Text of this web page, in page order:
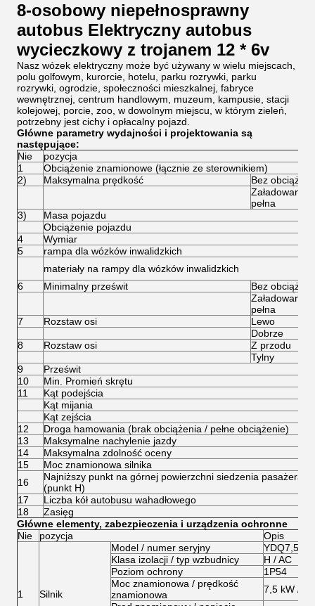
8-osobowy niepełnosprawny
autobus Elektryczny autobus
wycieczkowy z trojanem 12 * 6v
Nasz wózek elektryczny może być używany w wielu miejscach,
polu golfowym, kurorcie, hotelu, parku rozrywki, parku
rozrywki, ogrodzie, społeczności mieszkalnej, fabryce
wewnętrznej, centrum handlowym, muzeum, kampusie, stacji
kolejowej, porcie, zoo, w dowolnym miejscu, w którym zieleń,
potrzebny jest cichy i opłacalny pojazd.
Główne parametry wydajności i projektowania są
następujące:
Nie
pozycja
1
Obciążenie znamionowe (łącznie ze sterownikiem)
2)
Maksymalna prędkość
Bez
Załadowany
pełna
3)
Masa pojazdu
Obciążenie pojazdu
4
Wymiar
5
rampa dla wózków inwalidzkich
materiały na rampy dla wózków inwalidzkich
6
Minimalny prześwit
Bez
Załadowany
pełna
7
Rozstaw osi
Lewo
Dobrze
8
Rozstaw osi
Z przodu
Tylny
9
Prześwit
10
Min. Promień skrętu
11
Kąt podejścia
Kąt mijania
Kąt zejścia
12
Droga hamowania (brak obciążenia / pełne obciążenie)
13
Maksymalne nachylenie jazdy
14
Maksymalna zdolność oceny
15
Moc znamionowa silnika
16
Najniższy punkt na górnej powierzchni siedzenia pasażera
(punkt H)
17
Liczba kół autobusu wahadłowego
18
Zasięg
Główne elementy, zabezpieczenia i urządzenia ochronne
Nie
pozycja Opis
1 Silnik
Model / numer seryjny
YDQ7,5-4-
Klasa izolacji / typ wzbudnicy
H / AC
Poziom ochrony
1P54
Moc znamionowa / prędkość
znamionowa
7,5 kW /